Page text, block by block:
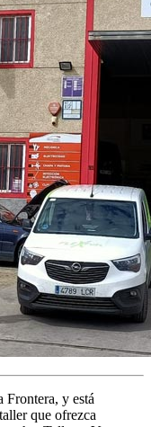
Frontera, y está
que ofrezca